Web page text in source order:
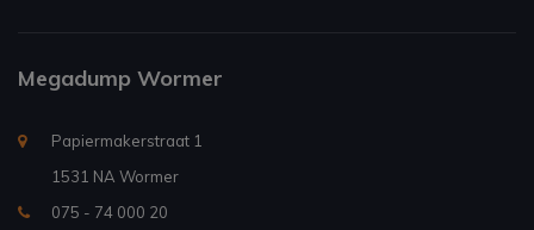
Megadump Wormer
Papiermakerstraat 1
1531 NA Wormer
075 - 74 000 20